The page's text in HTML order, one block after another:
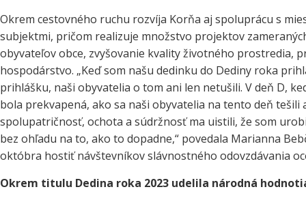
Okrem cestovného ruchu rozvíja Korňa aj spoluprácu s
subjektmi, pričom realizuje množstvo projektov
obyvateľov obce, zvyšovanie kvality životného prostredia,
hospodárstvo. „Keď som našu dedinku do Dediny roka
prihlášku, naši obyvatelia o tom ani len netušili. V deň D,
bola prekvapená, ako sa naši obyvatelia na tento deň tešili
spolupatričnosť, ochota a súdržnosť ma uistili, že som
bez ohľadu na to, ako to dopadne,“ povedala Marianna
októbra hostiť návštevníkov slávnostného odovzdávania
Okrem titulu Dedina roka 2023 udelila národná